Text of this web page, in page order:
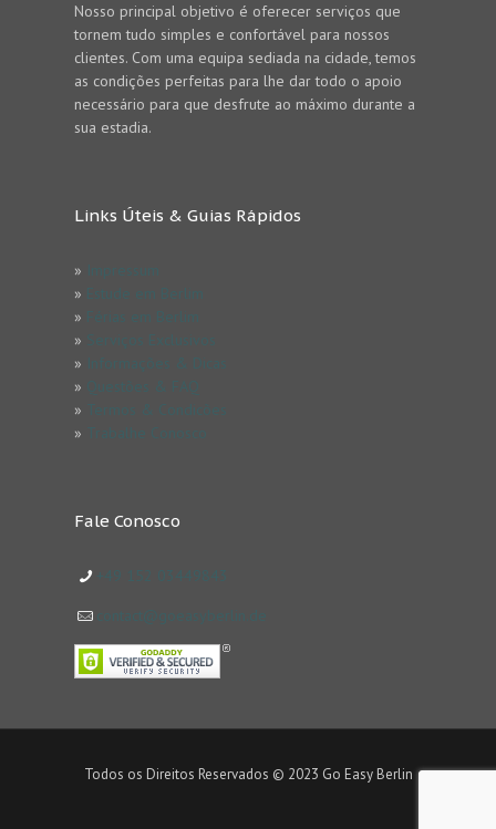
Nosso principal objetivo é oferecer serviços que
tornem tudo simples e confortável para nossos
clientes. Com uma equipa sediada na cidade, temos
as condições perfeitas para lhe dar todo o apoio
necessário para que desfrute ao máximo durante a
sua estadia.
Links Úteis & Guias Rápidos
»
»
»
»
»
»
»
»
Fale Conosco
Todos os Direitos Reservados © 2023 Go Easy Berlin